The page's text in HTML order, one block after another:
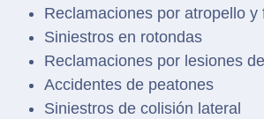
Reclamaciones por atropello y
Siniestros en rotondas
Reclamaciones por lesiones
Accidentes de peatones
Siniestros de colisión lateral